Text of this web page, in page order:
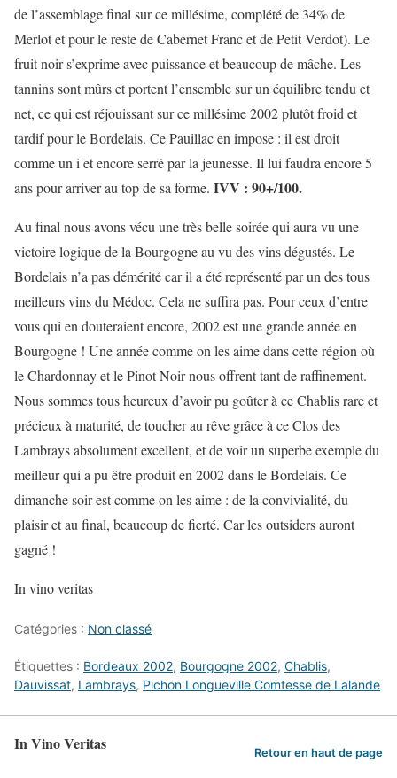
de l’assemblage final sur ce millésime, complété de 34% de
Merlot et pour le reste de Cabernet Franc et de Petit Verdot). Le
fruit noir s’exprime avec puissance et beaucoup de mâche. Les
tannins sont mûrs et portent l’ensemble sur un équilibre tendu et
net, ce qui est réjouissant sur ce millésime 2002 plutôt froid et
tardif pour le Bordelais. Ce Pauillac en impose : il est droit
comme un i et encore serré par la jeunesse. Il lui faudra encore 5
ans pour arriver au top de sa forme. IVV : 90+/100.
Au final nous avons vécu une très belle soirée qui aura vu une
victoire logique de la Bourgogne au vu des vins dégustés. Le
Bordelais n’a pas démérité car il a été représenté par un des tous
meilleurs vins du Médoc. Cela ne suffira pas. Pour ceux d’entre
vous qui en douteraient encore, 2002 est une grande année en
Bourgogne ! Une année comme on les aime dans cette région où
le Chardonnay et le Pinot Noir nous offrent tant de raffinement.
Nous sommes tous heureux d’avoir pu goûter à ce Chablis rare et
précieux à maturité, de toucher au rêve grâce à ce Clos des
Lambrays absolument excellent, et de voir un superbe exemple du
meilleur qui a pu être produit en 2002 dans le Bordelais. Ce
dimanche soir est comme on les aime : de la convivialité, du
plaisir et au final, beaucoup de fierté. Car les outsiders auront
gagné !
In vino veritas
Catégories : Non classé
Étiquettes : Bordeaux 2002, Bourgogne 2002, Chablis,
Dauvissat, Lambrays, Pichon Longueville Comtesse de Lalande
In Vino Veritas Retour en haut de page